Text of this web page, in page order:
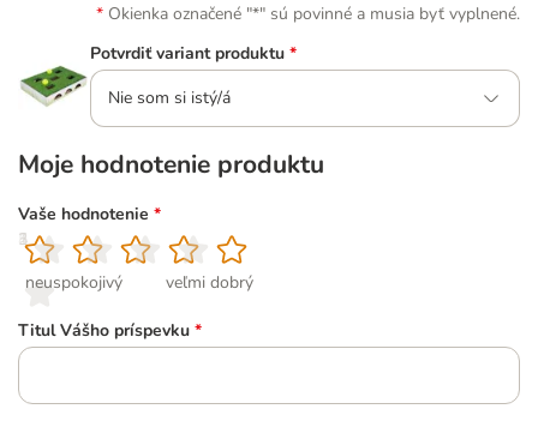
Okienka označené "*" sú povinné a musia byť vyplnené.
Potvrdiť variant produktu *
Nie som si istý/á
Moje hodnotenie produktu
Vaše hodnotenie *
1
neuspokojivý
2
3
4
5
veľmi dobrý
Titul Vášho príspevku *